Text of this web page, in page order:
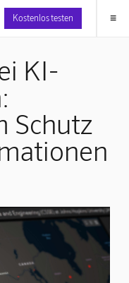
Kostenlos testen ≡
KI-
Schutz